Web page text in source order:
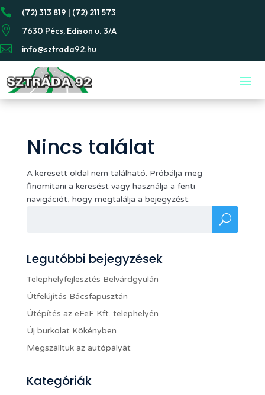
 (72) 313 819 | (72) 211 573
 7630 Pécs, Edison u. 3/A
 info@sztrada92.hu
Nincs találat
A keresett oldal nem található. Próbálja meg
finomítani a keresést vagy használja a fenti
navigációt, hogy megtalálja a bejegyzést.
Legutóbbi bejegyzések
Telephelyfejlesztés Belvárdgyulán
Útfelújítás Bácsfapusztán
Útépítés az eFeF Kft. telephelyén
Új burkolat Kökényben
Megszálltuk az autópályát
Kategóriák